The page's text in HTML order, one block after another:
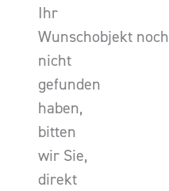
Ihr
Wunschobjekt noch
nicht
gefunden
haben,
bitten
wir Sie,
direkt